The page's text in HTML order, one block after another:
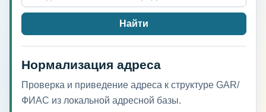
Найти
Нормализация адреса
Проверка и приведение адреса к структуре GAR/
ФИАС из локальной адресной базы.